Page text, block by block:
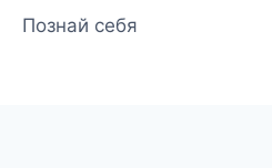
Познай себя